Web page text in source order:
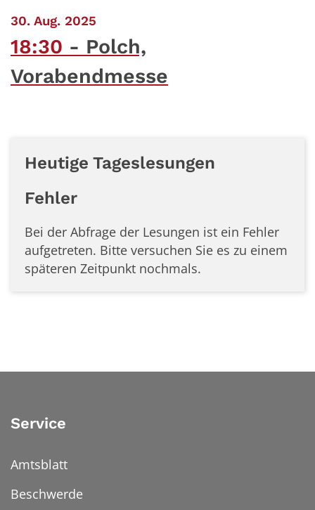
30. Aug. 2025
18:30
Polch,
Vorabendmesse
Heutige Tageslesungen
Fehler
Bei der Abfrage der Lesungen ist ein Fehler
aufgetreten. Bitte versuchen Sie es zu einem
späteren Zeitpunkt nochmals.
Service
Amtsblatt
Beschwerde